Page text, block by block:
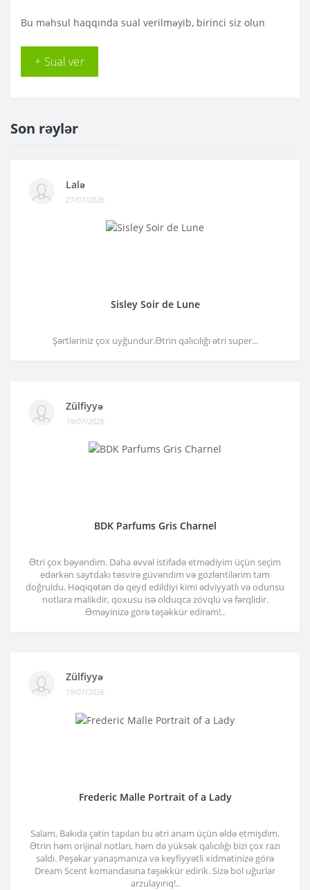
Bu məhsul haqqında sual verilməyib, birinci siz olun
+ Sual ver
Son rəylər
Lalə
27/07/2026
Sisley Soir de Lune
Şərtləriniz çox uyğundur.Ətrin qalıcılığı ətri super...
Zülfiyyə
19/07/2026
BDK Parfums Gris Charnel
Ətri çox bəyəndim. Daha əvvəl istifadə etmədiyim üçün seçim
edərkən saytdakı təsvirə güvəndim və gözləntilərim tam
doğruldu. Həqiqətən də qeyd edildiyi kimi ədviyyatlı və odunsu
notlara malikdir, qoxusu isə olduqca zövqlü və fərqlidir.
Əməyinizə görə təşəkkür edirəm!..
Zülfiyyə
19/07/2026
Frederic Malle Portrait of a Lady
Salam, Bakıda çətin tapılan bu ətri anam üçün əldə etmişdim.
Ətrin həm orijinal notları, həm də yüksək qalıcılığı bizi çox razı
saldı. Peşəkar yanaşmanıza və keyfiyyətli xidmətinizə görə
Dream Scent komandasına təşəkkür edirik. Sizə bol uğurlar
arzulayırıq!..